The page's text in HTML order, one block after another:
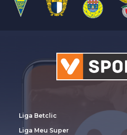
Liga Betclic
Liga Meu Super